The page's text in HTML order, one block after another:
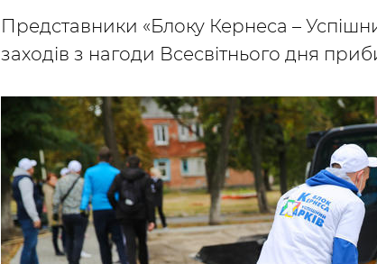
Представники «Блоку Кернеса –
заходів з нагоди Всесвітнього дня